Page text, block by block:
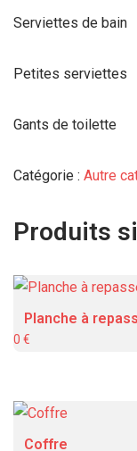
Serviettes de bain
Petites serviettes
Gants de toilette
Catégorie : Autre
Produits
planche à
0 €
coffre